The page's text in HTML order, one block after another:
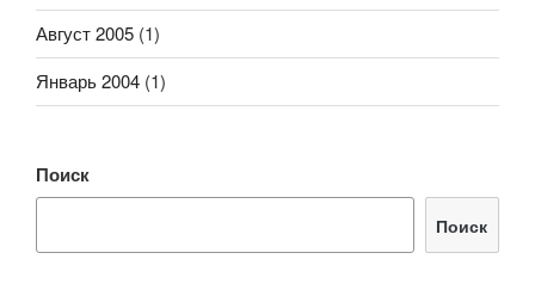
Август 2005 (1)
Январь 2004 (1)
Поиск
Поиск